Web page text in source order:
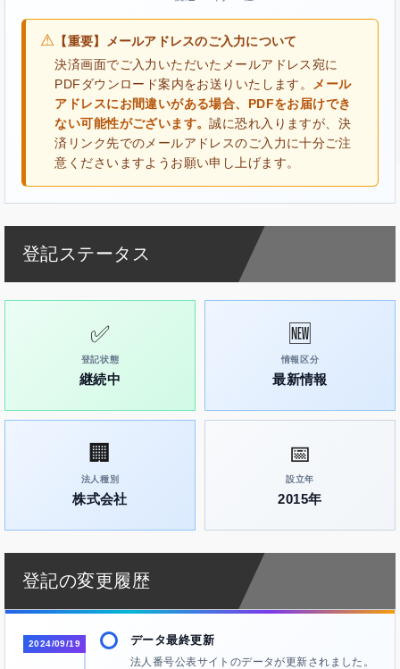
⚠ 【重要】メールアドレスのご入力について
決済画面でご入力いただいたメールアドレス宛に
PDFダウンロード案内をお送りいたします。
メール
アドレスにお間違いがある場合、PDFをお届けでき
ない可能性がございます。誠に恐れ入りますが、決
済リンク先でのメールアドレスのご入力に十分ご注
意くださいますようお願い申し上げます。
登記ステータス
✅
登記状態
継続中
🆕
情報区分
最新情報
🏢
法人種別
株式会社
📅
設立年
2015年
登記の変更履歴
2024/09/19 データ最終更新
法人番号公表サイトのデータが更新されました。